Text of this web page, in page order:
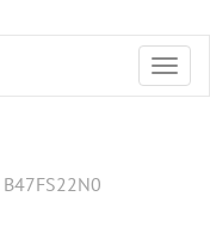
B47FS22N0